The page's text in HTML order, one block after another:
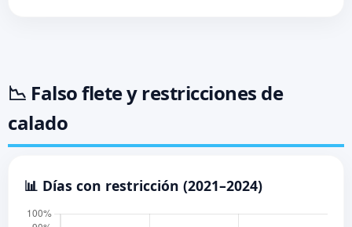
📉 Falso flete y restricciones de
calado
📊 Días con restricción (2021–2024)